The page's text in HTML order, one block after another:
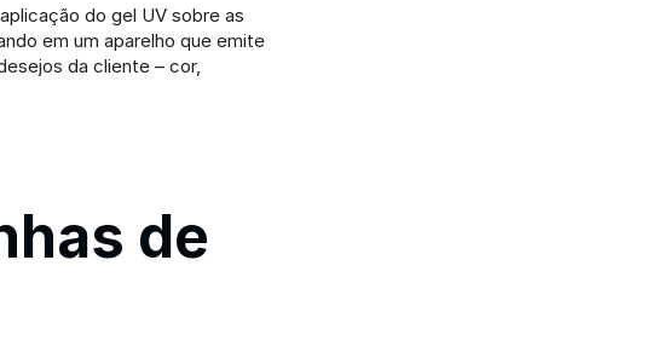
do gel UV sobre as
em um aparelho que emite
da cliente – cor,
de